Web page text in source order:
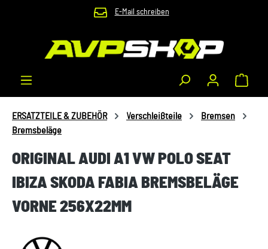
Zum Hauptinhalt springen E-Mail schreiben
ERSATZTEILE & ZUBEHÖR Verschleißteile
Bremsen
Bremsbeläge
ORIGINAL AUDI A1 VW POLO SEAT
IBIZA SKODA FABIA BREMSBELÄGE
VORNE 256X22MM